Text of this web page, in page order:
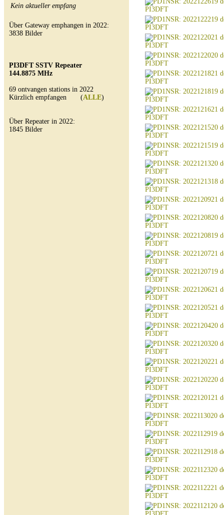
Kein aktueller empfang
Über Gateway emphangen in 2022:
3838 Bilder
PI3DFT SSTV Repeater
144.8875 MHz
69 ontvangen stations in 2022
Kürzlich empfangen (ALLE)
Über Repeater in 2022:
1845 Bilder